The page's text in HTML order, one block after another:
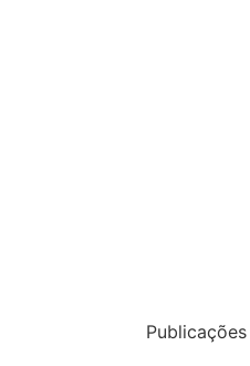
Publicações